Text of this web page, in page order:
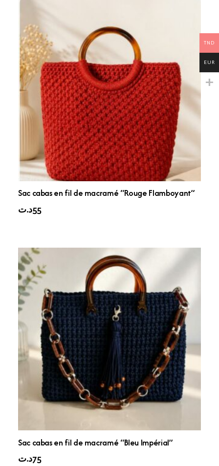
Sac cabas en fil de macramé “Rouge Flamboyant”
55د.ت
Sac cabas en fil de macramé “Bleu Impérial”
75د.ت
TND
EUR